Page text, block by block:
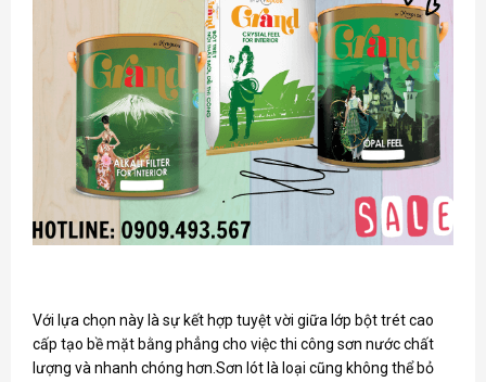
Với lựa chọn này là sự kết hợp tuyệt vời giữa lớp bột trét cao
cấp tạo bề mặt bằng phẳng cho việc thi công sơn nước chất
lượng và nhanh chóng hơn.Sơn lót là loại cũng không thể bỏ